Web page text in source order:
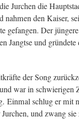
Jurchen die
nahmen den Kaiser,
gefangen. Der
Jangtse und
der Song
war in schwierigen
Einmal schlug er mit
und zwang